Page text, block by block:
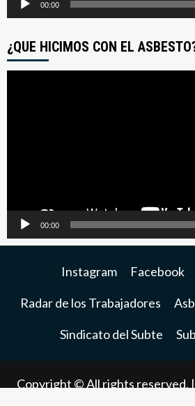
00:00
¿QUE HICIMOS CON EL
00:00
Instagram Facebook
Radar de los Trabajadores
Sindicato del Subte
Copyright © All rights reserved. |